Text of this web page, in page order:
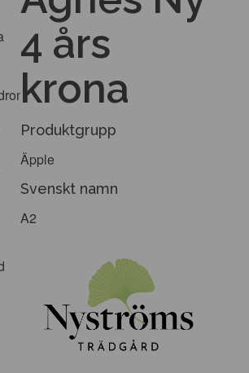
4 års
krona
Produktgrupp
Äpple
Svenskt namn
A2